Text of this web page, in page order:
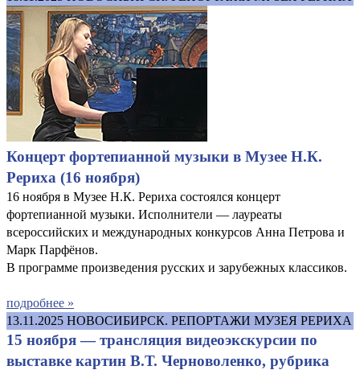
Концерт фортепианной музыки в Музее Н.К.
Рериха (16 ноября)
16 ноября в Музее Н.К. Рериха состоялся концерт
фортепианной музыки. Исполнители — лауреаты
всероссийских и международных конкурсов Анна Петрова и
Марк Парфёнов.
В программе произведения русских и зарубежных классиков.
подробнее »
13.11.2025 НОВОСИБИРСК. РЕПОРТАЖИ МУЗЕЯ РЕРИХА
15 ноября — трансляция видеоэкскурсии по
выставке картин В.Т. Черноволенко, рубрика